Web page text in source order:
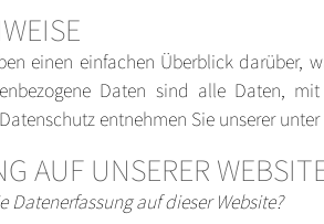
einen einfachen Überblick darüber,
Daten sind alle Daten,
entnehmen Sie unserer
AUF UNSERER
Datenerfassung auf dieser Website?